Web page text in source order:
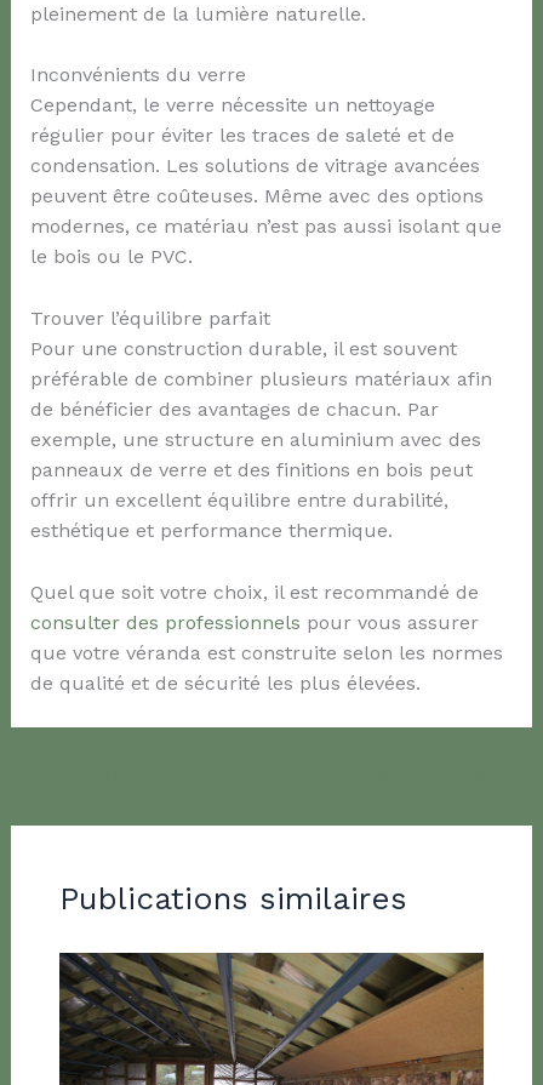
pleinement de la lumière naturelle.
Inconvénients du verre
Cependant, le verre nécessite un nettoyage
régulier pour éviter les traces de saleté et de
condensation. Les solutions de vitrage avancées
peuvent être coûteuses. Même avec des options
modernes, ce matériau n’est pas aussi isolant que
le bois ou le PVC.
Trouver l’équilibre parfait
Pour une construction durable, il est souvent
préférable de combiner plusieurs matériaux afin
de bénéficier des avantages de chacun. Par
exemple, une structure en aluminium avec des
panneaux de verre et des finitions en bois peut
offrir un excellent équilibre entre durabilité,
esthétique et performance thermique.
Quel que soit votre choix, il est recommandé de
consulter des professionnels pour vous assurer
que votre véranda est construite selon les normes
de qualité et de sécurité les plus élevées.
Publications similaires